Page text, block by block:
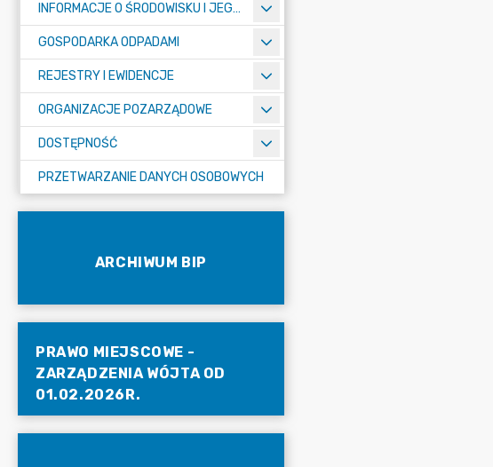
INFORMACJE O ŚRODOWISKU I JEGO OCHRONIE
GOSPODARKA ODPADAMI
REJESTRY I EWIDENCJE
ORGANIZACJE POZARZĄDOWE
DOSTĘPNOŚĆ
PRZETWARZANIE DANYCH OSOBOWYCH
ARCHIWUM BIP
PRAWO MIEJSCOWE -
ZARZĄDZENIA WÓJTA OD
01.02.2026R.